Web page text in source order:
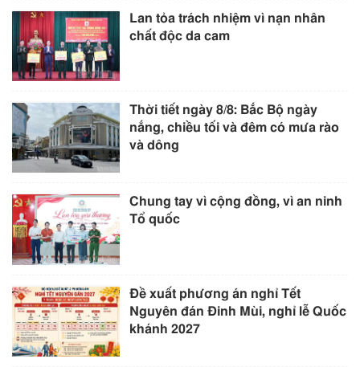
Lan tỏa trách nhiệm vì nạn nhân
chất độc da cam
Thời tiết ngày 8/8: Bắc Bộ ngày
nắng, chiều tối và đêm có mưa rào
và dông
Chung tay vì cộng đồng, vì an ninh
Tổ quốc
Đề xuất phương án nghỉ Tết
Nguyên đán Đinh Mùi, nghỉ lễ Quốc
khánh 2027